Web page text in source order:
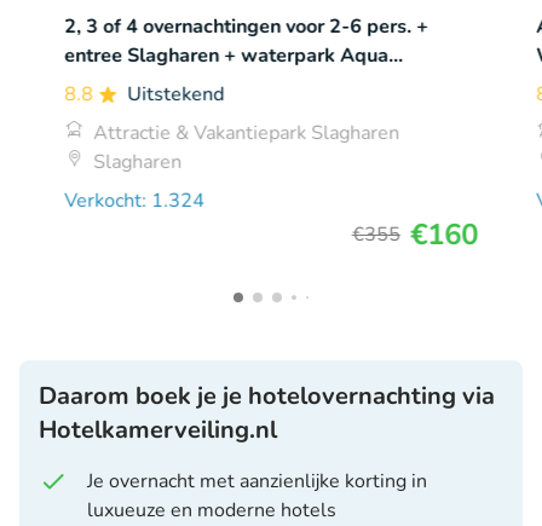
2, 3 of 4 overnachtingen voor 2-6 pers. +
entree Slagharen + waterpark Aqua
Mexicana
8.8
Uitstekend
Attractie & Vakantiepark Slagharen
Slagharen
Verkocht: 1.324
€355 €160
Daarom boek je je hotelovernachting via
Hotelkamerveiling.nl
Je overnacht met aanzienlijke korting in
luxueuze en moderne hotels